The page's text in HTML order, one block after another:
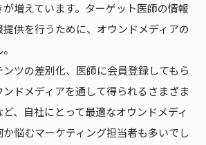
増えています。ターゲット医師の情報
供を行うために、オウンドメディアの
ツの差別化、医師に会員登録してもら
ドメディアを通して得られるさまざま
、自社にとって最適なオウンドメディ
悩むマーケティング担当者も多いでし